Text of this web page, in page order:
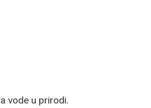
vode u prirodi.